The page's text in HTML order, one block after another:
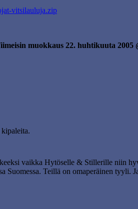
vitsilauluja.zip
muokkaus 22. huhtikuuta 2005
vaikka Hytöselle & Stillerille niin
Suomessa. Teillä on omaperäinen tyyli.